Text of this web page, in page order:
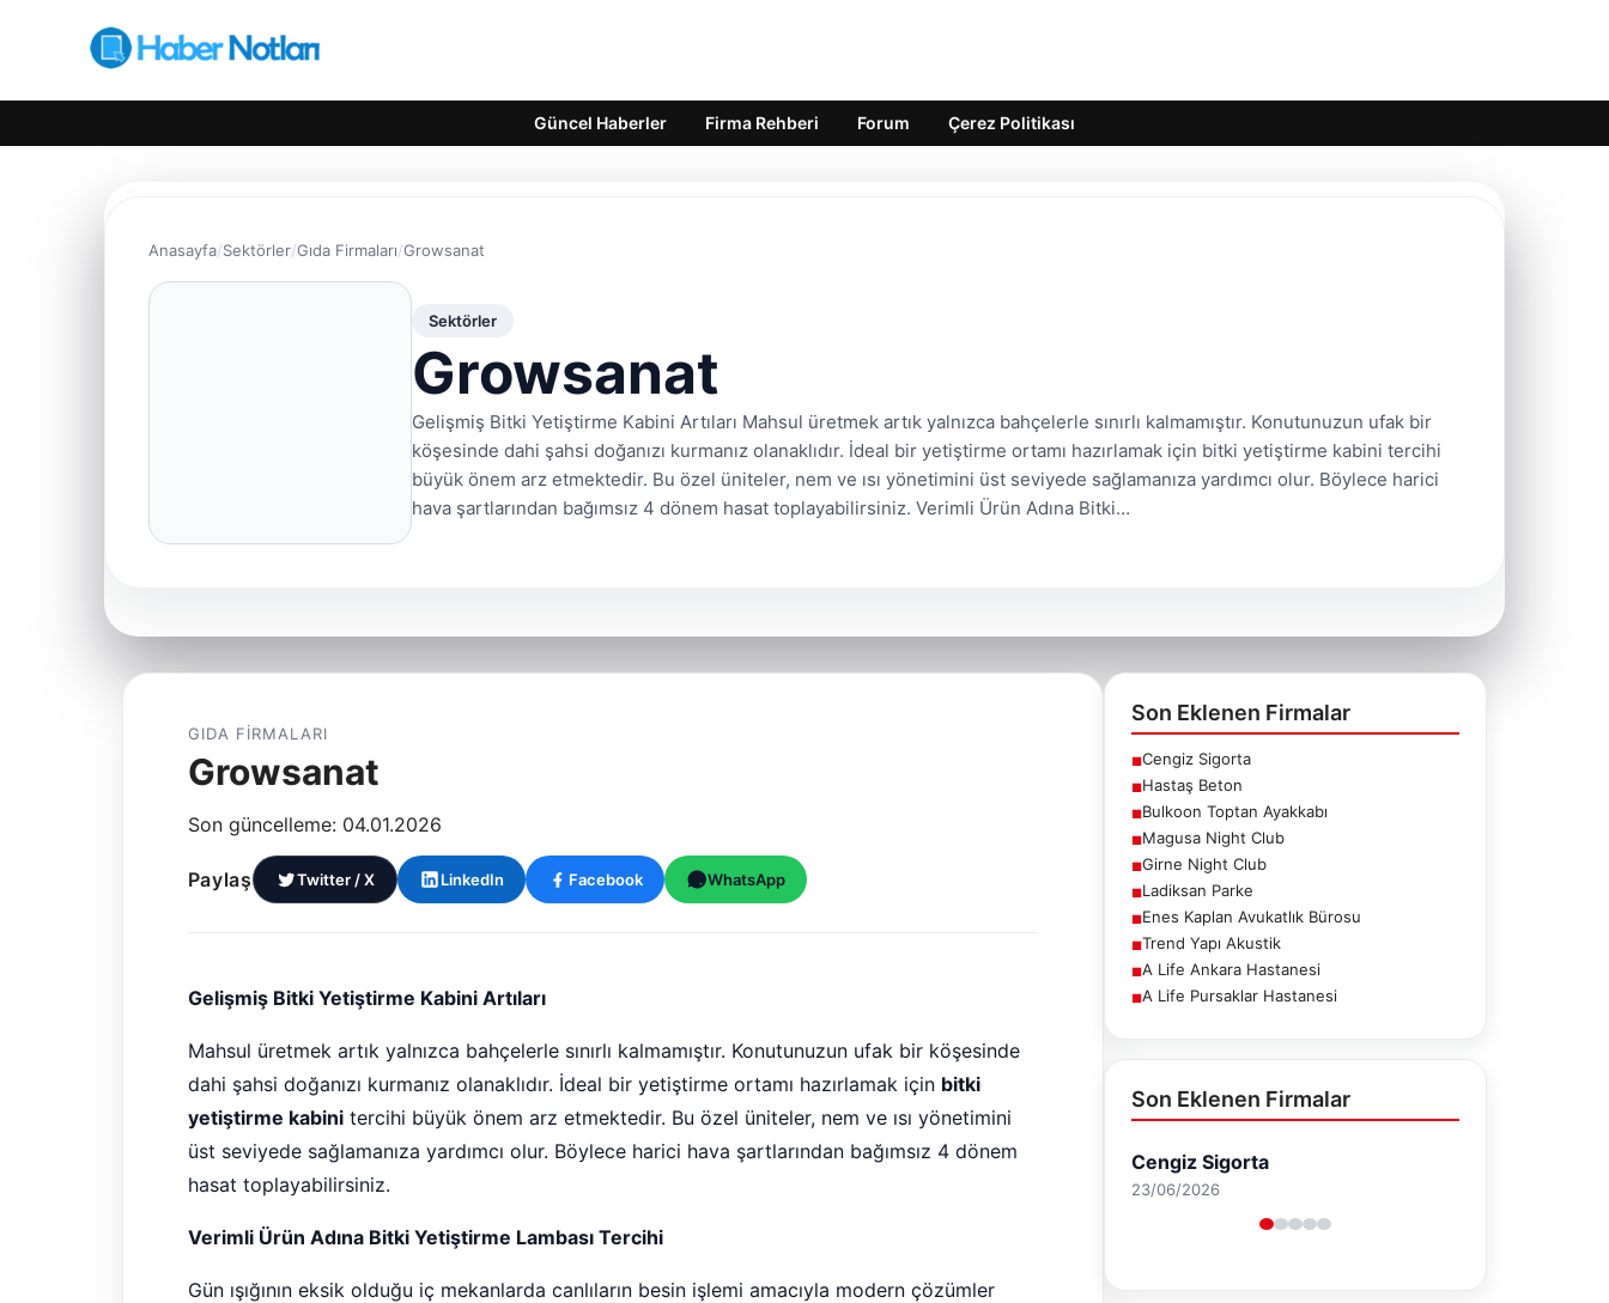
Güncel Haberler Firma Rehberi Forum Çerez Politikası
Anasayfa Sektörler Gıda Firmaları Growsanat
Sektörler
Growsanat
Gelişmiş Bitki Yetiştirme Kabini Artıları Mahsul üretmek artık yalnızca bahçelerle sınırlı kalmamıştır. Konutunuzun ufak bir
köşesinde dahi şahsi doğanızı kurmanız olanaklıdır. İdeal bir yetiştirme ortamı hazırlamak için bitki yetiştirme kabini tercihi
büyük önem arz etmektedir. Bu özel üniteler, nem ve ısı yönetimini üst seviyede sağlamanıza yardımcı olur. Böylece harici
hava şartlarından bağımsız 4 dönem hasat toplayabilirsiniz. Verimli Ürün Adına Bitki…
GIDA FIRMALARI
Growsanat
Son güncelleme: 04.01.2026
Paylaş Twitter / X LinkedIn Facebook WhatsApp
Gelişmiş Bitki Yetiştirme Kabini Artıları
Mahsul üretmek artık yalnızca bahçelerle sınırlı kalmamıştır. Konutunuzun ufak bir köşesinde
dahi şahsi doğanızı kurmanız olanaklıdır. İdeal bir yetiştirme ortamı hazırlamak için bitki
yetiştirme kabinitercihi büyük önem arz etmektedir. Bu özel üniteler, nem ve ısı yönetimini
üst seviyede sağlamanıza yardımcı olur. Böylece harici hava şartlarından bağımsız 4 dönem
hasat toplayabilirsiniz.
Verimli Ürün Adına Bitki Yetiştirme Lambası Tercihi
Gün ışığının eksik olduğu iç mekanlarda canlıların besin işlemi amacıyla modern çözümler
Son Eklenen Firmalar
■Cengiz Sigorta
■Hastaş Beton
■Bulkoon Toptan Ayakkabı
■Magusa Night Club
■Girne Night Club
■Ladiksan Parke
■Enes Kaplan Avukatlık Bürosu
■Trend Yapı Akustik
■A Life Ankara Hastanesi
■A Life Pursaklar Hastanesi
Son Eklenen Firmalar
Cengiz Sigorta
23/06/2026